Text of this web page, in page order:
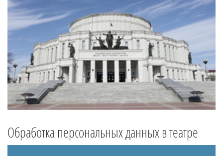
Обработка персональных данных в театре